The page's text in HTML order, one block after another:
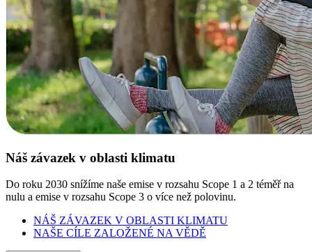
Náš závazek v oblasti klimatu
Do roku 2030 snížíme naše emise v rozsahu Scope 1 a 2 téměř na
nulu a emise v rozsahu Scope 3 o více než polovinu.
NÁŠ ZÁVAZEK V OBLASTI KLIMATU
NAŠE CÍLE ZALOŽENÉ NA VĚDĚ